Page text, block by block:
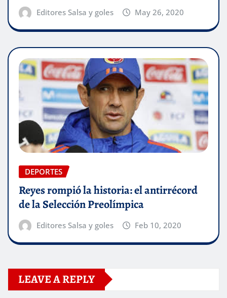
Editores Salsa y goles May 26, 2020
DEPORTES
Reyes rompió la historia: el antirrécord
de la Selección Preolímpica
Editores Salsa y goles Feb 10, 2020
LEAVE A REPLY